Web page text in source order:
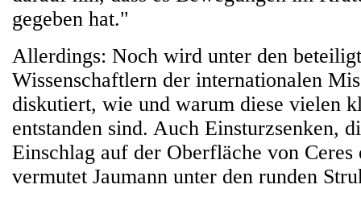
gegeben hat."
Allerdings: Noch wird unter den
Wissenschaftlern der internationalen
diskutiert, wie und warum diese vielen
entstanden sind. Auch Einsturzsenken,
Einschlag auf der Oberfläche von Ceres
vermutet Jaumann unter den runden